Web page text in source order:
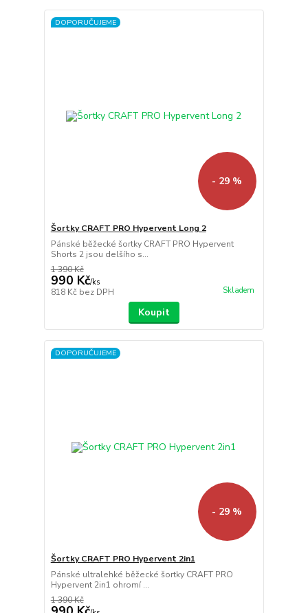
DOPORUČUJEME
- 29 %
Šortky CRAFT PRO Hypervent Long 2
Pánské běžecké šortky CRAFT PRO Hypervent
Shorts 2 jsou delšího s...
1 390 Kč
990 Kč/ks
818 Kč bez DPH Skladem
Koupit
DOPORUČUJEME
- 29 %
Šortky CRAFT PRO Hypervent 2in1
Pánské ultralehké běžecké šortky CRAFT PRO
Hypervent 2in1 ohromí ...
1 390 Kč